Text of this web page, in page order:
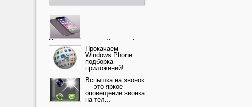
Ультрасовременный смартфон
— это новика от компании Ap...
Прокачаем
Windows Phone:
подборка
приложений!
Вспышка на звонок
— это яркое
оповещение звонка
на тел...